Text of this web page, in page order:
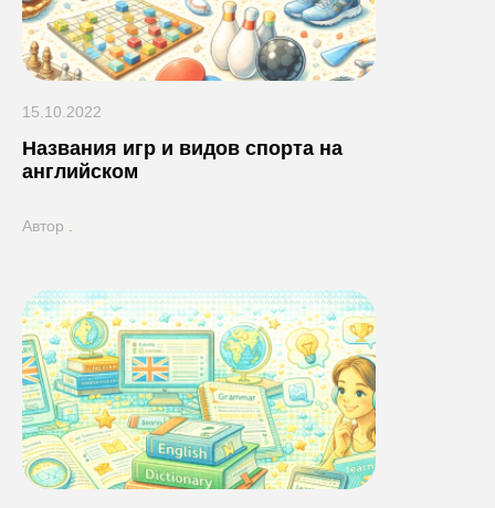
15.10.2022
Названия игр и видов спорта на
английском
Автор